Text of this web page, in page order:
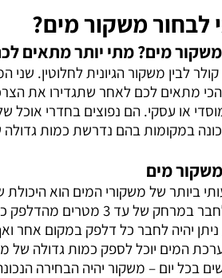
לבחור משקור מים?
מים? מתי יותר מתאים
לבין משקור הגיונית לחלוטין.
הכי מתאים לכם לאחר שתגדירו את
או עסקי. הם נפוצים בחדרי אוכל
במקומות בהם נדרשת כמות גדולה
מים
ביותר של משקורי המים הוא
יהיה לחבר כל דלפק במקום אחר
המים יוכל לספק כמות גדולה של
בכל יום – משקור יהיה הבחירה